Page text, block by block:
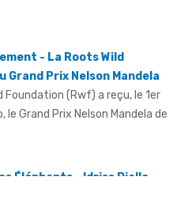
- La Roots Wild
(Rwf) a reçu, le 1er
Grand Prix Nelson Mandela de
Éléphants - Idriss Diallo
connaissance du football
...